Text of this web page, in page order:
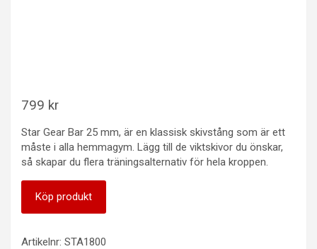
799 kr
Star Gear Bar 25 mm, är en klassisk skivstång som är ett
måste i alla hemmagym. Lägg till de viktskivor du önskar,
så skapar du flera träningsalternativ för hela kroppen.
Köp produkt
Artikelnr: STA1800